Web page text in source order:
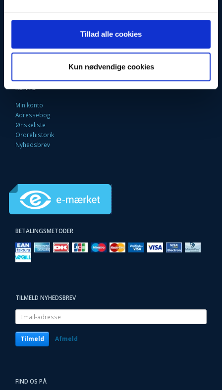
Tillad alle cookies
Kun nødvendige cookies
Oversigt
Fragt og Levering
9 Gode grunde til at handle her
Fortryd købet
KONTO
Min konto
Adressebog
Ønskeliste
Ordrehistorik
Nyhedsbrev
BETALINGSMETODER
TILMELD NYHEDSBREV
Email-
adresse
Tilmeld Afmeld
FIND OS PÅ